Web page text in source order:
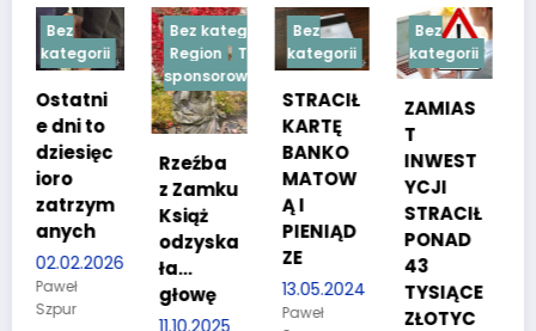
Bez kategorii
Region
Treść
sponsorowana
Rzeźba
z Zamku
Książ
odzyska
ła…
głowę
Bez
kategorii
STRACIŁ
KARTĘ
BANKO
MATOW
Ą I
PIENIĄD
ZE
13.05.2024
Bez
kategorii
ZAMIAS
T
INWEST
YCJI
STRACIŁ
PONAD
43
TYSIĄCE
ZŁOTYC
Bez
kategorii
TESTY
NOŚCIO
WE DLA
KANDYD
ATÓW
DO
POLICJI
27.03.2024